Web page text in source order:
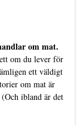
om mat.
om du lever för
ett väldigt
om mat är
ibland är det